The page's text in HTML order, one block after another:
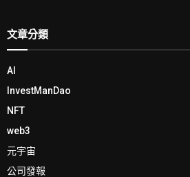
文章分類
AI
InvestManDao
NFT
web3
元宇宙
公司發報